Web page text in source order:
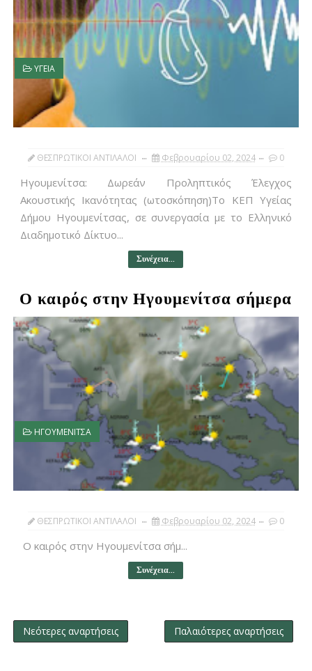
ΥΓΕΙΑ
ΘΕΣΠΡΩΤΙΚΟΙ ΑΝΤΙΛΑΛΟΙ Φεβρουαρίου 02, 2024 0
Ηγουμενίτσα: Δωρεάν Προληπτικός Έλεγχος
Ακουστικής Ικανότητας (ωτοσκόπηση)Το ΚΕΠ Υγείας
Δήμου Ηγουμενίτσας, σε συνεργασία με το Ελληνικό
Διαδημοτικό Δίκτυο...
Συνέχεια...
Ο καιρός στην Ηγουμενίτσα σήμερα
ΗΓΟΥΜΕΝΙΤΣΑ
ΘΕΣΠΡΩΤΙΚΟΙ ΑΝΤΙΛΑΛΟΙ Φεβρουαρίου 02, 2024 0
Ο καιρός στην Ηγουμενίτσα σήμ...
Συνέχεια...
Νεότερες αναρτήσεις Παλαιότερες αναρτήσεις